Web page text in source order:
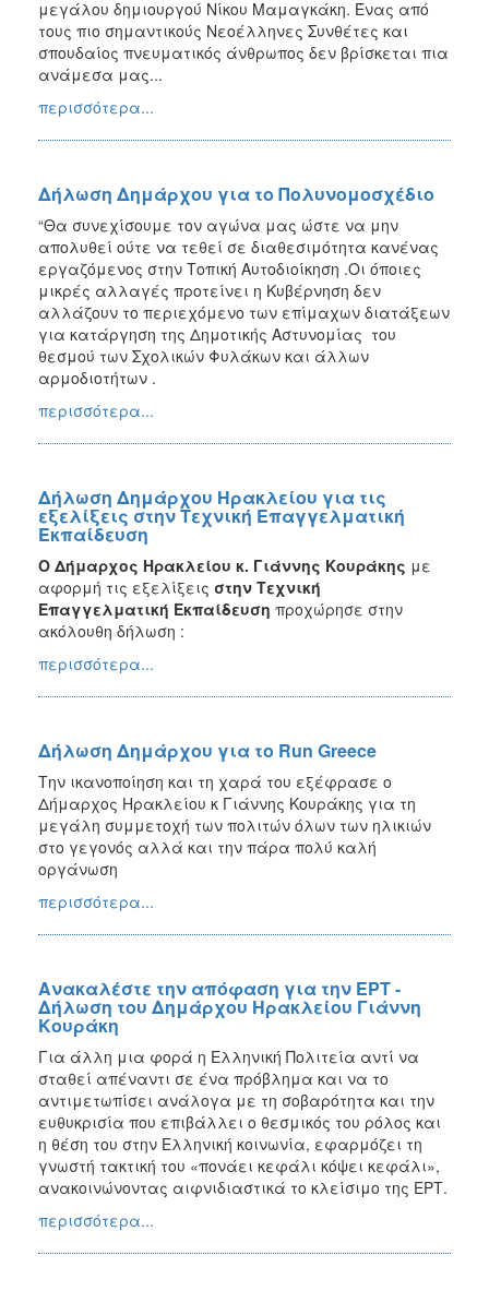
μεγάλου δημιουργού Νίκου Μαμαγκάκη. Ένας από
τους πιο σημαντικούς Νεοέλληνες Συνθέτες και
σπουδαίος πνευματικός άνθρωπος δεν βρίσκεται πια
ανάμεσα μας...
περισσότερα...
Δήλωση Δημάρχου για το Πολυνομοσχέδιο
“Θα συνεχίσουμε τον αγώνα μας ώστε να μην
απολυθεί ούτε να τεθεί σε διαθεσιμότητα κανένας
εργαζόμενος στην Τοπική Αυτοδιοίκηση .Οι όποιες
μικρές αλλαγές προτείνει η Κυβέρνηση δεν
αλλάζουν το περιεχόμενο των επίμαχων διατάξεων
για κατάργηση της Δημοτικής Αστυνομίας του
θεσμού των Σχολικών Φυλάκων και άλλων
αρμοδιοτήτων .
περισσότερα...
Δήλωση Δημάρχου Ηρακλείου για τις
εξελίξεις στην Τεχνική Επαγγελματική
Εκπαίδευση
Ο Δήμαρχος Ηρακλείου κ. Γιάννης Κουράκης με
αφορμή τις εξελίξεις στην Τεχνική
Επαγγελματική Εκπαίδευση προχώρησε στην
ακόλουθη δήλωση :
περισσότερα...
Δήλωση Δημάρχου για το Run Greece
Την ικανοποίηση και τη χαρά του εξέφρασε ο
Δήμαρχος Ηρακλείου κ Γιάννης Κουράκης για τη
μεγάλη συμμετοχή των πολιτών όλων των ηλικιών
στο γεγονός αλλά και την πάρα πολύ καλή
οργάνωση
περισσότερα...
Ανακαλέστε την απόφαση για την ΕΡΤ -
Δήλωση του Δημάρχου Ηρακλείου Γιάννη
Κουράκη
Για άλλη μια φορά η Ελληνική Πολιτεία αντί να
σταθεί απέναντι σε ένα πρόβλημα και να το
αντιμετωπίσει ανάλογα με τη σοβαρότητα και την
ευθυκρισία που επιβάλλει ο θεσμικός του ρόλος και
η θέση του στην Ελληνική κοινωνία, εφαρμόζει τη
γνωστή τακτική του «πονάει κεφάλι κόψει κεφάλι»,
ανακοινώνοντας αιφνιδιαστικά το κλείσιμο της ΕΡΤ.
περισσότερα...